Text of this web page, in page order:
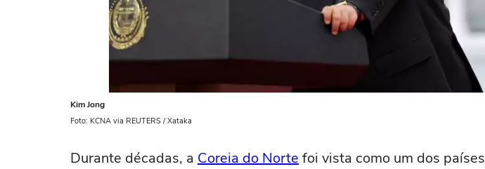
Kim Jong
Foto: KCNA via REUTERS / Xataka
Durante décadas, a Coreia do Norte foi vista como um dos países